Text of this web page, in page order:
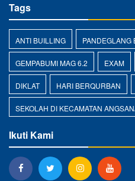
Tags
ANTI BUILLING PANDEGLANG
GEMPABUMI MAG 6.2 EXAM
DIKLAT HARI BERQURBAN
SEKOLAH DI KECAMATAN
Ikuti Kami